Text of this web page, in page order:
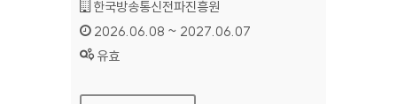
기관명 :
한국방송통신전파진흥원
인증기간 :
2026.06.08 ~ 2027.06.07
상태 :
유효